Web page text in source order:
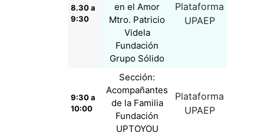
8.30 a
9:30
en el Amor
Mtro. Patricio
Videla
Fundación
Grupo Sólido
Plataforma
UPAEP
9:30 a
10:00
Sección:
Acompañantes
de la Familia
Fundación
UPTOYOU
Plataforma
UPAEP